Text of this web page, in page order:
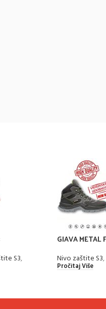
S3,
GIAVA METAL
Nivo zaštite S3,
Pročitaj Više